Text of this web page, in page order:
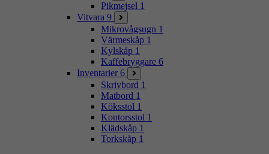
Pikmejsel 1
Vitvara 9
Mikrovågsugn 1
Värmeskåp 1
Kylskåp 1
Kaffebryggare 6
Inventarier 6
Skrivbord 1
Matbord 1
Köksstol 1
Kontorsstol 1
Klädskåp 1
Torkskåp 1